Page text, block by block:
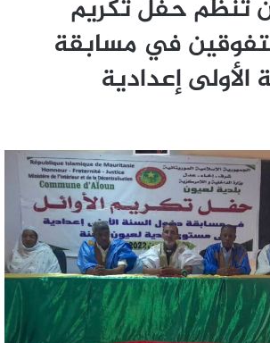
تنظم حفل تكريم
في مسابقة
إعدادية